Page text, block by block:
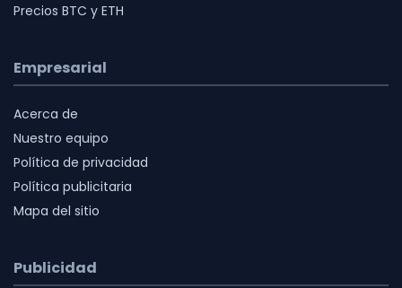
Precios BTC y ETH
Empresarial
Acerca de
Nuestro equipo
Política de privacidad
Política publicitaria
Mapa del sitio
Publicidad